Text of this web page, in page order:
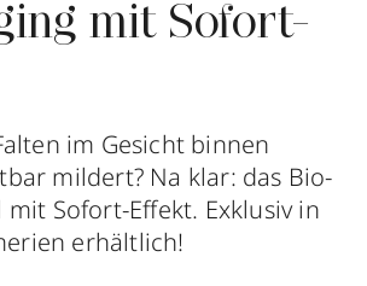
mit Sofort-
im Gesicht binnen
mildert? Na klar: das Bio-
mit Sofort-Effekt. Exklusiv in
erhältlich!